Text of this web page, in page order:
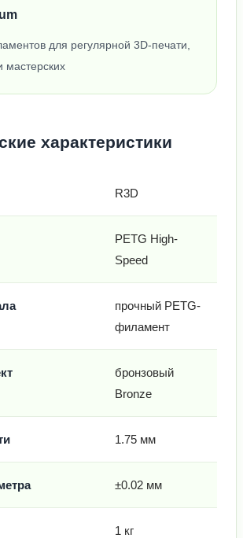
для регулярной 3D-печати,
мастерских
характеристики
R3D
PETG High-
Speed
прочный PETG-
филамент
бронзовый
Bronze
1.75 мм
±0.02 мм
1 кг